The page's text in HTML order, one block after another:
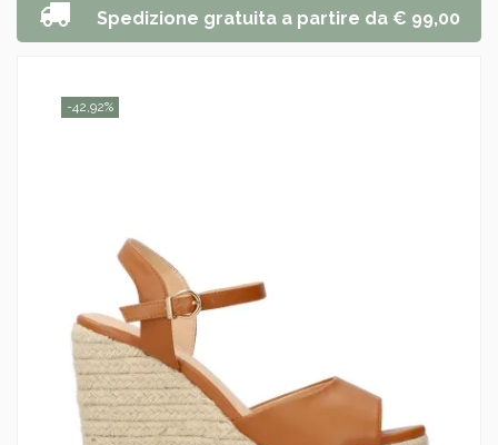
Spedizione gratuita a partire da € 99,00
-42,92%